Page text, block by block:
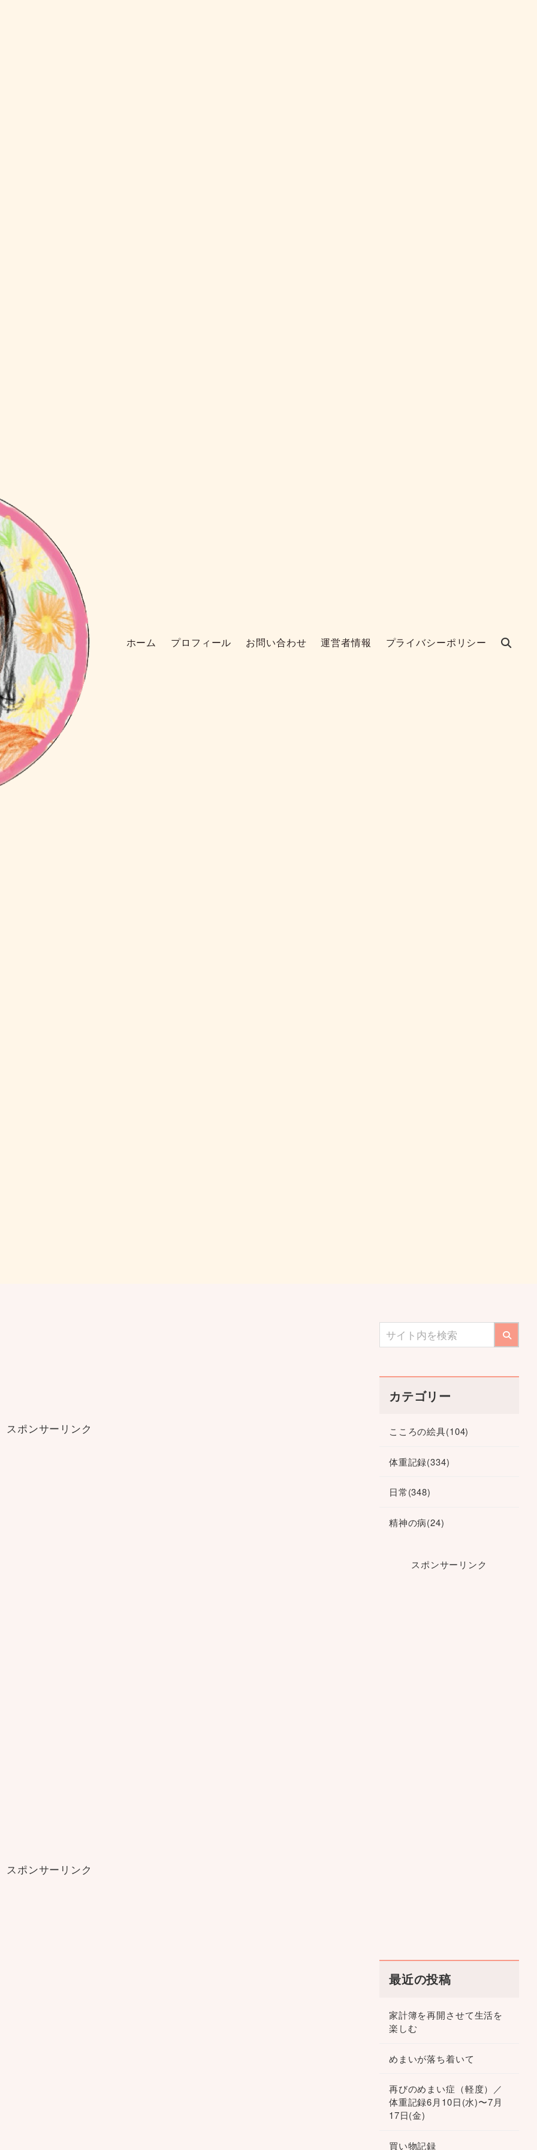
ホーム プロフィール お問い合わせ 運営者情報 プライバシーポリシー
スポンサーリンク
スポンサーリンク
カテゴリー
こころの絵具(104)
体重記録(334)
日常(348)
精神の病(24)
スポンサーリンク
最近の投稿
家計簿を再開させて生活を
楽しむ
めまいが落ち着いて
再びのめまい症（軽度）／
体重記録6月10日(水)〜7月
17日(金)
買い物記録